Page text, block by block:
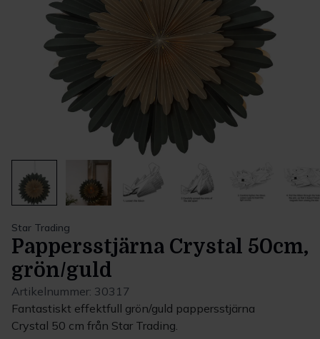
Star Trading
Pappersstjärna Crystal 50cm,
grön/guld
Artikelnummer: 30317
Fantastiskt effektfull grön/guld pappersstjärna
Crystal 50 cm från Star Trading.